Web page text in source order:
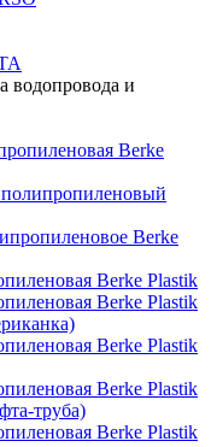
водопровода и
Berke
Berke
Berke Plastik
Berke Plastik
Berke Plastik
Berke Plastik
труба)
Berke Plastik